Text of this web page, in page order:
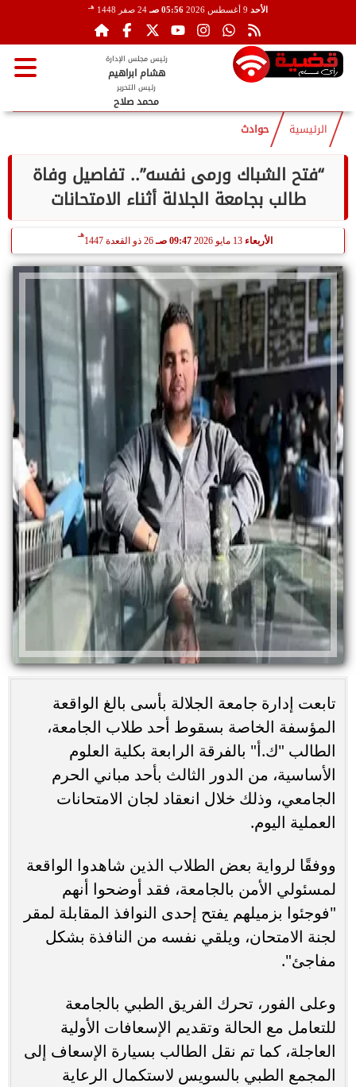
الأحد 05:56 صـ 24 صفر 1448 هـ
رئيس مجلس الإدارة
هشام ابراهيم
رئيس التحرير
محمد صلاح
الرئيسية حوادث
“فتح الشباك ورمى نفسه”.. تفاصيل وفاة
طالب بجامعة الجلالة أثناء الامتحانات
الأربعاء 13 مايو 2026 09:47 صـ 26 ذو القعدة 1447
هـ
تابعت إدارة جامعة الجلالة بأسى بالغ الواقعة
المؤسفة الخاصة بسقوط أحد طلاب الجامعة،
الطالب "ك.أ" بالفرقة الرابعة بكلية العلوم
الأساسية، من الدور الثالث بأحد مباني الحرم
الجامعي، وذلك خلال انعقاد لجان الامتحانات
العملية اليوم.
ووفقًا لرواية بعض الطلاب الذين شاهدوا الواقعة
لمسئولي الأمن بالجامعة، فقد أوضحوا أنهم
"فوجئوا بزميلهم يفتح إحدى النوافذ المقابلة لمقر
لجنة الامتحان، ويلقي نفسه من النافذة بشكل
مفاجئ".
وعلى الفور، تحرك الفريق الطبي بالجامعة
للتعامل مع الحالة وتقديم الإسعافات الأولية
العاجلة، كما تم نقل الطالب بسيارة الإسعاف إلى
المجمع الطبي بالسويس لاستكمال الرعاية